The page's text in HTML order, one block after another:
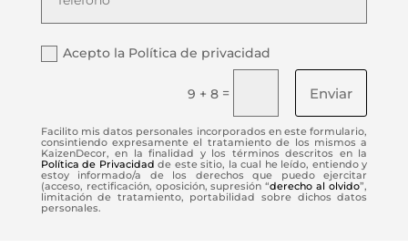
Acepto la Política de privacidad
9 + 8 = Enviar
Facilito mis datos personales incorporados en este formulario,
consintiendo expresamente el tratamiento de los mismos a
KaizenDecor, en la finalidad y los términos descritos en la
Política de Privacidad de este sitio, la cual he leído, entiendo y
estoy informado/a de los derechos que puedo ejercitar
(acceso, rectificación, oposición, supresión “derecho al olvido”,
limitación de tratamiento, portabilidad sobre dichos datos
personales.